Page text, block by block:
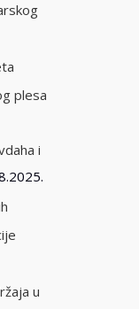
plesa
i
u